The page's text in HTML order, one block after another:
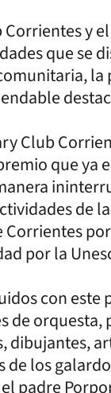
y
que se
Club
que
de
por la
con
orquesta,
los
padre